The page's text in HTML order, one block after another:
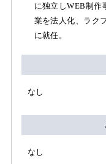
に独立しWEB制作
業を法人化、ラク
に就任。
なし
なし